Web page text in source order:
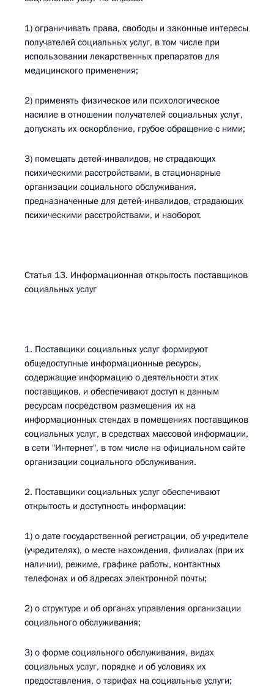
1) ограничивать права, свободы и законные интересы
получателей социальных услуг, в том числе при
использовании лекарственных препаратов для
медицинского применения;
2) применять физическое или психологическое
насилие в отношении получателей социальных услуг,
допускать их оскорбление, грубое обращение с ними;
3) помещать детей-инвалидов, не страдающих
психическими расстройствами, в стационарные
организации социального обслуживания,
предназначенные для детей-инвалидов, страдающих
психическими расстройствами, и наоборот.
Статья 13. Информационная открытость поставщиков
социальных услуг
1. Поставщики социальных услуг формируют
общедоступные информационные ресурсы,
содержащие информацию о деятельности этих
поставщиков, и обеспечивают доступ к данным
ресурсам посредством размещения их на
информационных стендах в помещениях поставщиков
социальных услуг, в средствах массовой информации,
в сети "Интернет", в том числе на официальном сайте
организации социального обслуживания.
2. Поставщики социальных услуг обеспечивают
открытость и доступность информации:
1) о дате государственной регистрации, об учредителе
(учредителях), о месте нахождения, филиалах (при их
наличии), режиме, графике работы, контактных
телефонах и об адресах электронной почты;
2) о структуре и об органах управления организации
социального обслуживания;
3) о форме социального обслуживания, видах
социальных услуг, порядке и об условиях их
предоставления, о тарифах на социальные услуги;